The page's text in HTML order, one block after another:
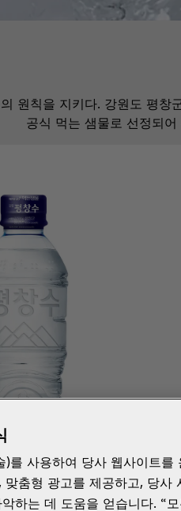
원칙을 지키다. 강원도 평창
공식 먹는 샘물로 선정되
)를 사용하여 당사 웹사이트를
춤형 광고를 제공하고, 당사
하는 데 도움을 얻습니다. “